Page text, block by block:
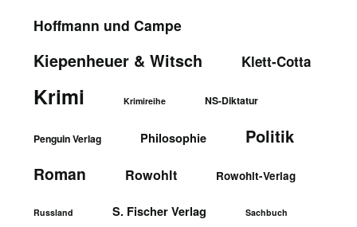
Hoffmann und Campe
Kiepenheuer & Witsch Klett-Cotta
Krimi Krimireihe NS-Diktatur
Penguin Verlag Philosophie Politik
Roman Rowohlt Rowohlt-Verlag
Russland S. Fischer Verlag Sachbuch